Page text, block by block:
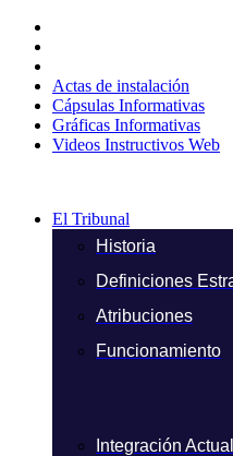
contenido
Actas de instalación
Cápsulas Informativas
Gráficas Informativas
Videos Instructivos Web
El Tribunal
Historia
Definiciones
Atribuciones
Funcionamiento
Integración Actual